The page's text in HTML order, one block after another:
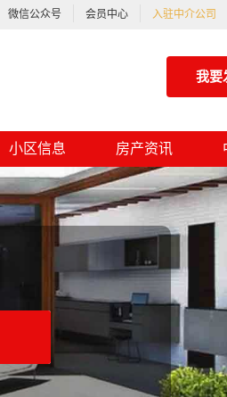
微信公众号 会员中心 入驻中介公司
我要
小区信息 房产资讯